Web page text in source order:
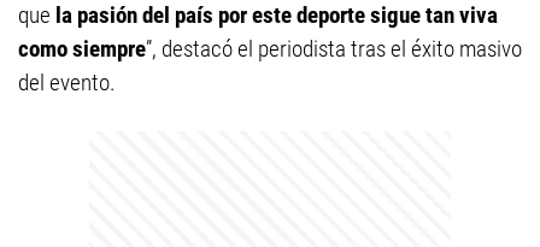
que la pasión del país por este deporte sigue tan viva
como siempre”, destacó el periodista tras el éxito masivo
del evento.